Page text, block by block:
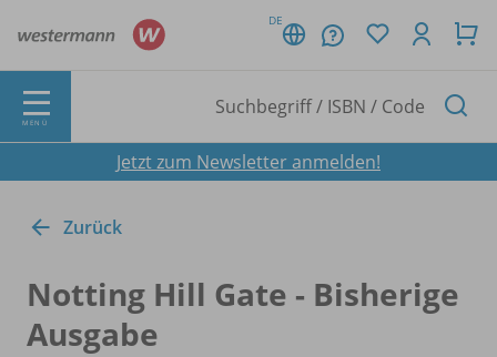
DE
MENÜ
Jetzt zum Newsletter anmelden!
Zurück
Notting Hill Gate - Bisherige
Ausgabe